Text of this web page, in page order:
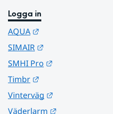
Logga in
AQUA
SIMAIR
SMHI Pro
Timbr
Vinterväg
Väderlarm